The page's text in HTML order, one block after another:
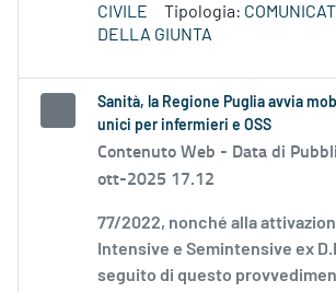
CIVILE
Tipologia:
DELLA GIUNTA
Sanità, la Regione Puglia avvia
unici per infermieri e OSS
Contenuto Web - Data di
ott-2025 17.12
77/2022, nonché alla
Intensive e Semintensive ex
seguito di questo